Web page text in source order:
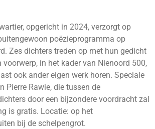
opgericht in 2024, verzorgt op
poëzieprogramma op
Zes dichters treden op met hun gedicht
voorwerp, in het kader van Nienoord 500,
ook ander eigen werk horen. Speciale
Pierre Rawie, die tussen de
door een bijzondere voordracht zal
is gratis. Locatie: op het
bij de schelpengrot.